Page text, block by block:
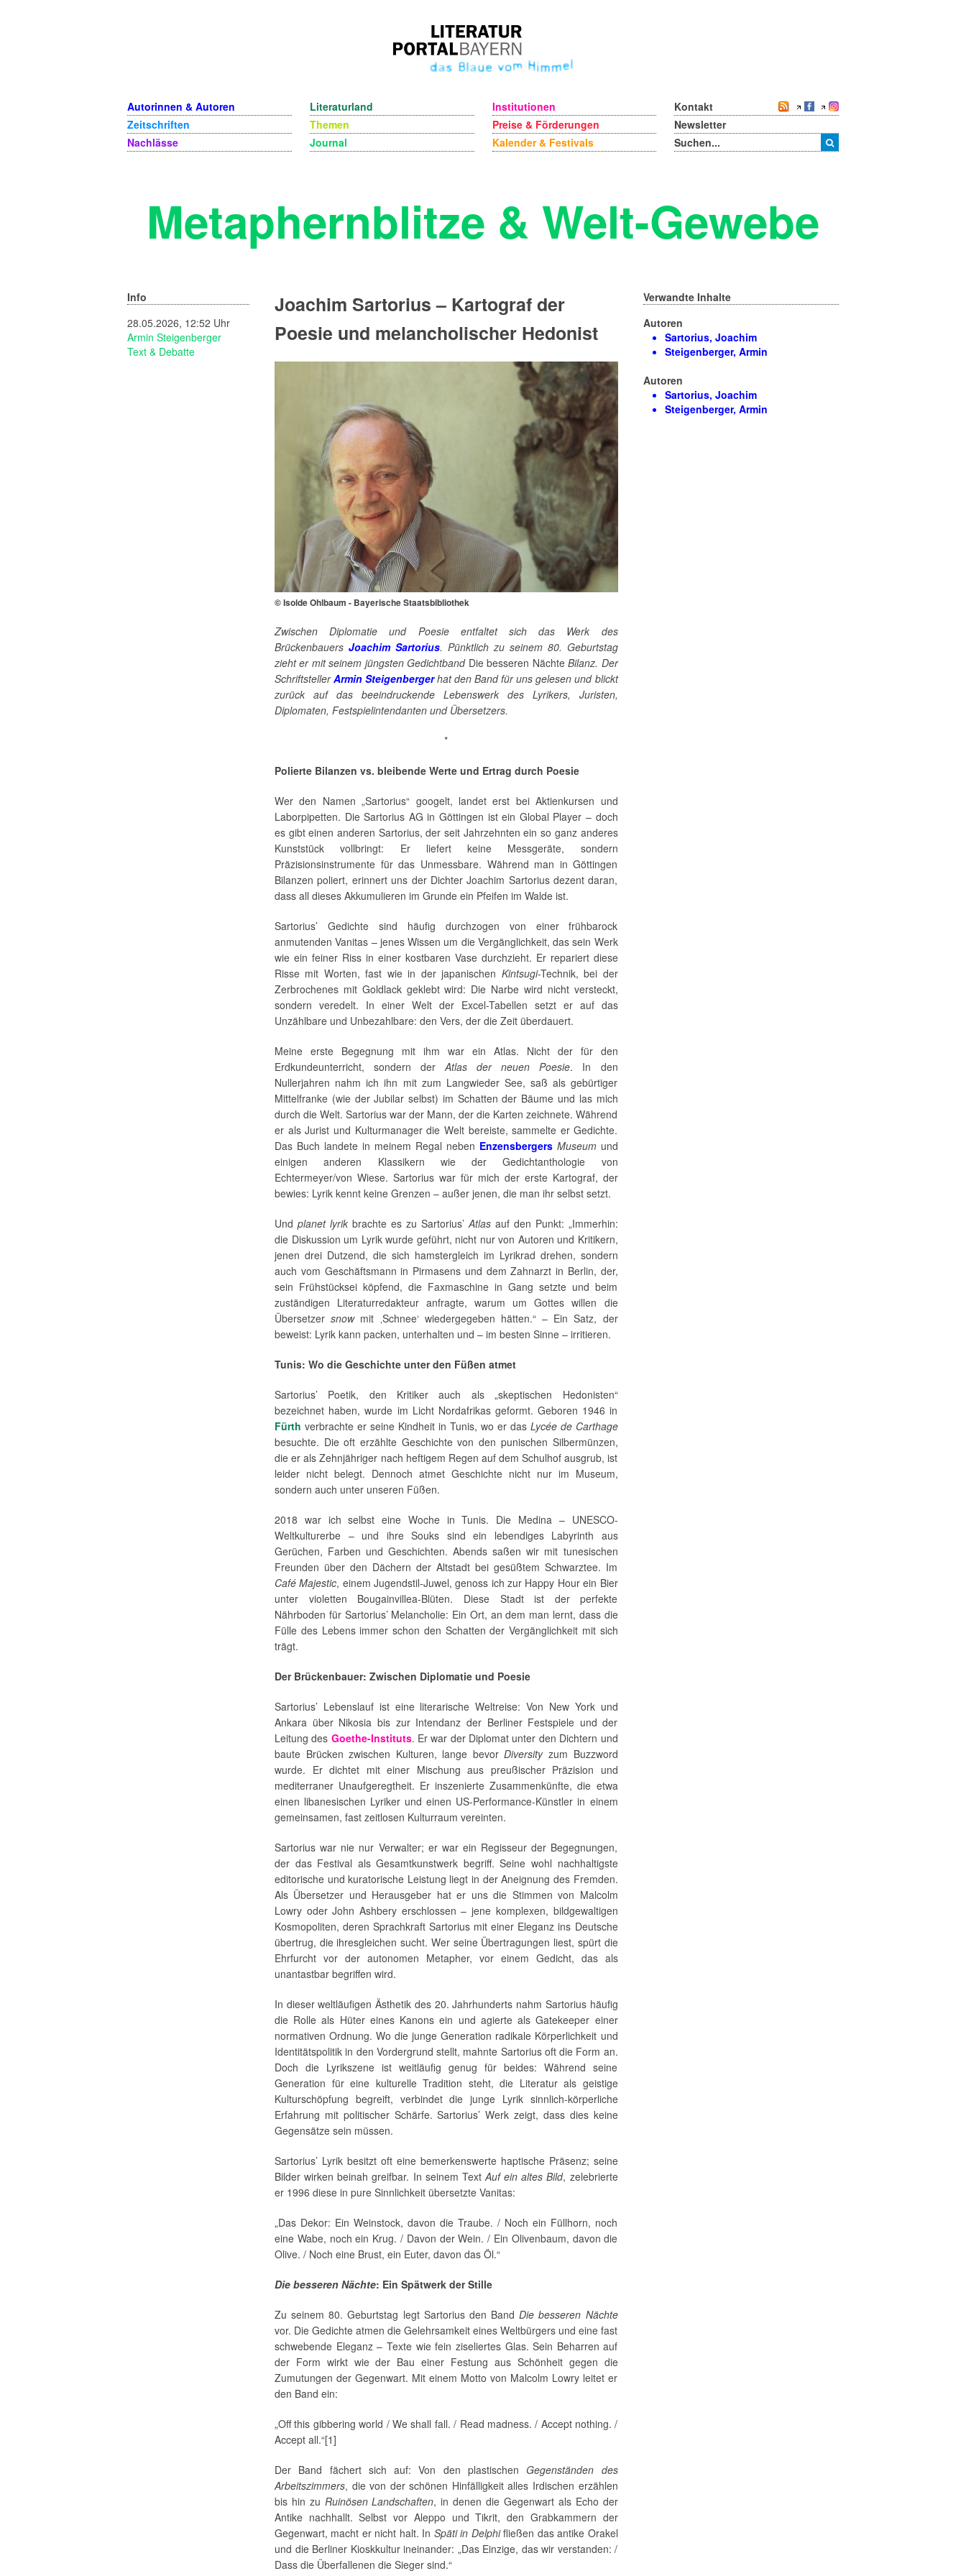
Autorinnen & Autoren
Zeitschriften
Nachlässe
Literaturland
Themen
Journal
Institutionen
Preise & Förderungen
Kalender & Festivals
Kontakt
Newsletter
Metaphernblitze & Welt-Gewebe
Info
28.05.2026, 12:52 Uhr
Armin Steigenberger
Text & Debatte
Joachim Sartorius – Kartograf der
Poesie und melancholischer Hedonist
© Isolde Ohlbaum - Bayerische Staatsbibliothek
Zwischen Diplomatie und Poesie entfaltet sich das Werk des
Brückenbauers Joachim Sartorius. Pünktlich zu seinem 80. Geburtstag
zieht er mit seinem jüngsten Gedichtband Die besseren NächteBilanz. Der
SchriftstellerArmin Steigenbergerhat den Band für uns gelesen und blickt
zurück auf das beeindruckende Lebenswerk des Lyrikers, Juristen,
Diplomaten, Festspielintendanten und Übersetzers.
*
Polierte Bilanzen vs. bleibende Werte und Ertrag durch Poesie
Wer den Namen „Sartorius“ googelt, landet erst bei Aktienkursen und
Laborpipetten. Die Sartorius AG in Göttingen ist ein Global Player – doch
es gibt einen anderen Sartorius, der seit Jahrzehnten ein so ganz anderes
Kunststück vollbringt: Er liefert keine Messgeräte, sondern
Präzisionsinstrumente für das Unmessbare. Während man in Göttingen
Bilanzen poliert, erinnert uns der Dichter Joachim Sartorius dezent daran,
dass all dieses Akkumulieren im Grunde ein Pfeifen im Walde ist.
Sartorius’ Gedichte sind häufig durchzogen von einer frühbarock
anmutenden Vanitas – jenes Wissen um die Vergänglichkeit, das sein Werk
wie ein feiner Riss in einer kostbaren Vase durchzieht. Er repariert diese
Risse mit Worten, fast wie in der japanischen Kintsugi-Technik, bei der
Zerbrochenes mit Goldlack geklebt wird: Die Narbe wird nicht versteckt,
sondern veredelt. In einer Welt der Excel-Tabellen setzt er auf das
Unzählbare und Unbezahlbare: den Vers, der die Zeit überdauert.
Meine erste Begegnung mit ihm war ein Atlas. Nicht der für den
Erdkundeunterricht, sondern derAtlas der neuen Poesie. In den
Nullerjahren nahm ich ihn mit zum Langwieder See, saß als gebürtiger
Mittelfranke (wie der Jubilar selbst) im Schatten der Bäume und las mich
durch die Welt. Sartorius war der Mann, der die Karten zeichnete. Während
er als Jurist und Kulturmanager die Welt bereiste, sammelte er Gedichte.
Das Buch landete in meinem Regal neben Enzensbergers Museumund
einigen anderen Klassikern wie der Gedichtanthologie von
Echtermeyer/von Wiese. Sartorius war für mich der erste Kartograf, der
bewies: Lyrik kennt keine Grenzen – außer jenen, die man ihr selbst setzt.
Und planet lyrik brachte es zu Sartorius’Atlas auf den Punkt: „Immerhin:
die Diskussion um Lyrik wurde geführt, nicht nur von Autoren und Kritikern,
jenen drei Dutzend, die sich hamstergleich im Lyrikrad drehen, sondern
auch vom Geschäftsmann in Pirmasens und dem Zahnarzt in Berlin, der,
sein Frühstücksei köpfend, die Faxmaschine in Gang setzte und beim
zuständigen Literaturredakteur anfragte, warum um Gottes willen die
Übersetzersnowmit ‚Schnee‘ wiedergegeben hätten.“ – Ein Satz, der
beweist: Lyrik kann packen, unterhalten und – im besten Sinne – irritieren.
Tunis: Wo die Geschichte unter den Füßen atmet
Sartorius’ Poetik, den Kritiker auch als „skeptischen Hedonisten“
bezeichnet haben, wurde im Licht Nordafrikas geformt. Geboren 1946 in
Fürth verbrachte er seine Kindheit in Tunis, wo er das Lycée de Carthage
besuchte. Die oft erzählte Geschichte von den punischen Silbermünzen,
die er als Zehnjähriger nach heftigem Regen auf dem Schulhof ausgrub, ist
leider nicht belegt. Dennoch atmet Geschichte nicht nur im Museum,
sondern auch unter unseren Füßen.
2018 war ich selbst eine Woche in Tunis. Die Medina – UNESCO-
Weltkulturerbe – und ihre Souks sind ein lebendiges Labyrinth aus
Gerüchen, Farben und Geschichten. Abends saßen wir mit tunesischen
Freunden über den Dächern der Altstadt bei gesüßtem Schwarztee. Im
Café Majestic, einem Jugendstil-Juwel, genoss ich zur Happy Hour ein Bier
unter violetten Bougainvillea-Blüten. Diese Stadt ist der perfekte
Nährboden für Sartorius’ Melancholie: Ein Ort, an dem man lernt, dass die
Fülle des Lebens immer schon den Schatten der Vergänglichkeit mit sich
trägt.
Der Brückenbauer: Zwischen Diplomatie und Poesie
Sartorius’ Lebenslauf ist eine literarische Weltreise: Von New York und
Ankara über Nikosia bis zur Intendanz der Berliner Festspiele und der
Leitung des Goethe-Instituts. Er war der Diplomat unter den Dichtern und
baute Brücken zwischen Kulturen, lange bevorDiversityzum Buzzword
wurde. Er dichtet mit einer Mischung aus preußischer Präzision und
mediterraner Unaufgeregtheit. Er inszenierte Zusammenkünfte, die etwa
einen libanesischen Lyriker und einen US-Performance-Künstler in einem
gemeinsamen, fast zeitlosen Kulturraum vereinten.
Sartorius war nie nur Verwalter; er war ein Regisseur der Begegnungen,
der das Festival als Gesamtkunstwerk begriff. Seine wohl nachhaltigste
editorische und kuratorische Leistung liegt in der Aneignung des Fremden.
Als Übersetzer und Herausgeber hat er uns die Stimmen von Malcolm
Lowry oder John Ashbery erschlossen – jene komplexen, bildgewaltigen
Kosmopoliten, deren Sprachkraft Sartorius mit einer Eleganz ins Deutsche
übertrug, die ihresgleichen sucht. Wer seine Übertragungen liest, spürt die
Ehrfurcht vor der autonomen Metapher, vor einem Gedicht, das als
unantastbar begriffen wird.
In dieser weltläufigen Ästhetik des 20. Jahrhunderts nahm Sartorius häufig
die Rolle als Hüter eines Kanons ein und agierte als Gatekeeper einer
normativen Ordnung. Wo die junge Generation radikale Körperlichkeit und
Identitätspolitik in den Vordergrund stellt, mahnte Sartorius oft die Form an.
Doch die Lyrikszene ist weitläufig genug für beides: Während seine
Generation für eine kulturelle Tradition steht, die Literatur als geistige
Kulturschöpfung begreift, verbindet die junge Lyrik sinnlich-körperliche
Erfahrung mit politischer Schärfe. Sartorius’ Werk zeigt, dass dies keine
Gegensätze sein müssen.
Sartorius’ Lyrik besitzt oft eine bemerkenswerte haptische Präsenz; seine
Bilder wirken beinah greifbar. In seinem TextAuf ein altes Bild, zelebrierte
er 1996 diese in pure Sinnlichkeit übersetzte Vanitas:
„Das Dekor: Ein Weinstock, davon die Traube. / Noch ein Füllhorn, noch
eine Wabe, noch ein Krug. / Davon der Wein. / Ein Olivenbaum, davon die
Olive. / Noch eine Brust, ein Euter, davon das Öl.“
Die besseren Nächte: Ein Spätwerk der Stille
Zu seinem 80. Geburtstag legt Sartorius den BandDie besseren Nächte
vor. Die Gedichte atmen die Gelehrsamkeit eines Weltbürgers und eine fast
schwebende Eleganz – Texte wie fein ziseliertes Glas. Sein Beharren auf
der Form wirkt wie der Bau einer Festung aus Schönheit gegen die
Zumutungen der Gegenwart. Mit einem Motto von Malcolm Lowry leitet er
den Band ein:
„Off this gibbering world / We shall fall. / Read madness. / Accept nothing. /
Accept all.“[1]
Der Band fächert sich auf: Von den plastischen Gegenständen des
Arbeitszimmers, die von der schönen Hinfälligkeit alles Irdischen erzählen
bis hin zu Ruinösen Landschaften, in denen die Gegenwart als Echo der
Antike nachhallt. Selbst vor Aleppo und Tikrit, den Grabkammern der
Gegenwart, macht er nicht halt. In Späti in Delphifließen das antike Orakel
und die Berliner Kioskkultur ineinander: „Das Einzige, das wir verstanden: /
Dass die Überfallenen die Sieger sind.“
Verwandte Inhalte
Autoren
Sartorius, Joachim
Steigenberger, Armin
Autoren
Sartorius, Joachim
Steigenberger, Armin